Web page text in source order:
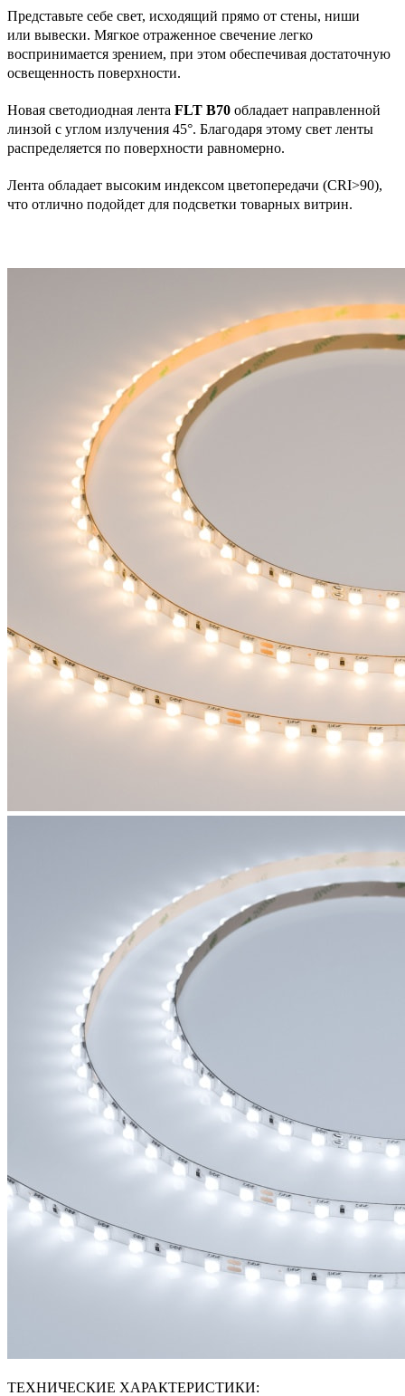
Представьте себе свет, исходящий прямо от стены, ниши
или вывески. Мягкое отраженное свечение легко
воспринимается зрением, при этом обеспечивая достаточную
освещенность поверхности.
Новая светодиодная лента FLT B70 обладает направленной
линзой с углом излучения 45°. Благодаря этому свет ленты
распределяется по поверхности равномерно.
Лента обладает высоким индексом цветопередачи (CRI>90),
что отлично подойдет для подсветки товарных витрин.
ТЕХНИЧЕСКИЕ ХАРАКТЕРИСТИКИ: